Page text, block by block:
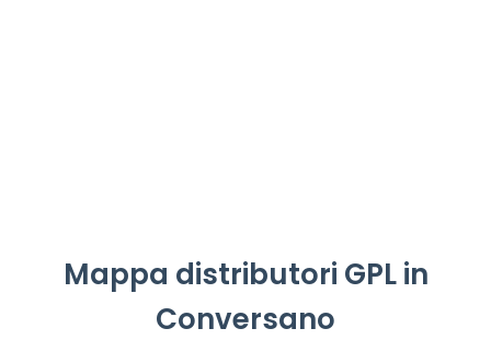
Mappa distributori GPL in
Conversano